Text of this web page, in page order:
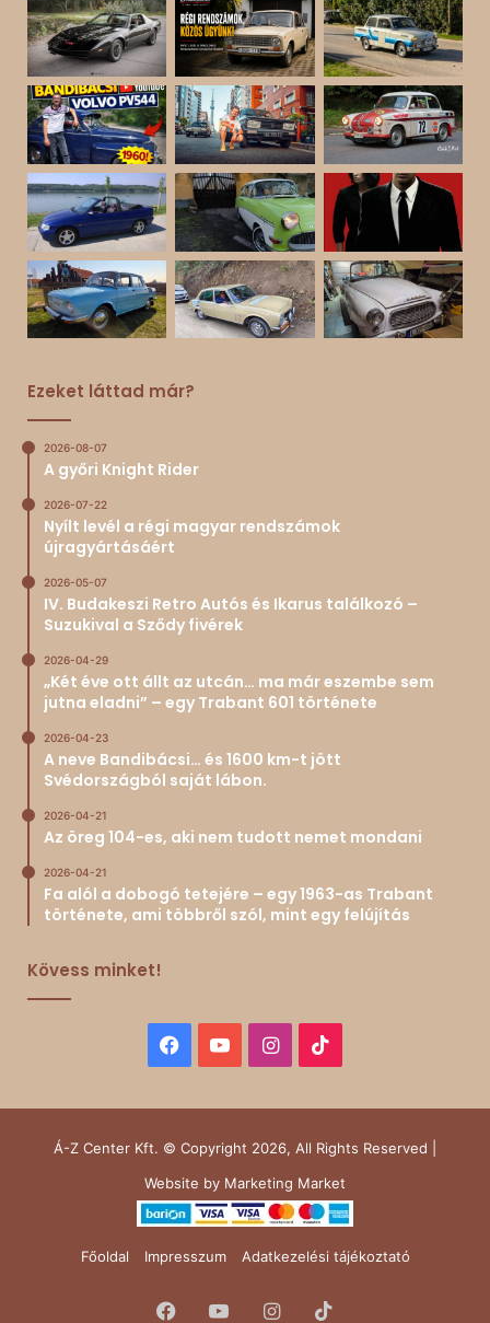
Ezeket láttad már?
2026-08-07
A győri Knight Rider
2026-07-22
Nyílt levél a régi magyar rendszámok
újragyártásáért
2026-05-07
IV. Budakeszi Retro Autós és Ikarus találkozó –
Suzukival a Sződy fivérek
2026-04-29
„Két éve ott állt az utcán… ma már eszembe sem
jutna eladni” – egy Trabant 601 története
2026-04-23
A neve Bandibácsi… és 1600 km-t jött
Svédországból saját lábon.
2026-04-21
Az öreg 104-es, aki nem tudott nemet mondani
2026-04-21
Fa alól a dobogó tetejére – egy 1963-as Trabant
története, ami többről szól, mint egy felújítás
Kövess minket!
Facebook
YouTubeInstagram
Á-Z Center Kft. © Copyright 2026, All Rights Reserved |
Website by Marketing Market
Főoldal Impresszum Adatkezelési tájékoztató
Facebook
YouTubeInstagram